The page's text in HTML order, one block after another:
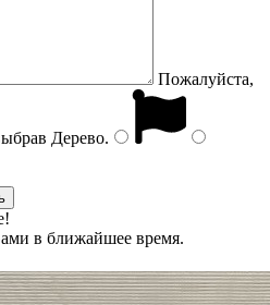
Пожалуйста,
Дерево.
в ближайшее время.